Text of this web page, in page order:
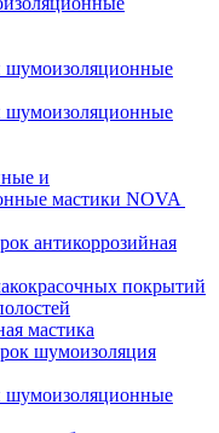
шумоизоляционные
шумоизоляционные
и
мастики NOVA
антикоррозийная
покрытий
мастика
шумоизоляция
шумоизоляционные